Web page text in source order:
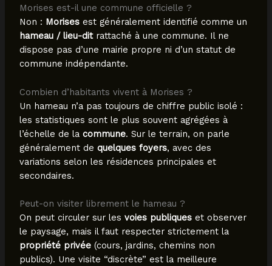
Morises est-il une commune officielle ?
Non : Morisesest généralement identifié comme un
hameau / lieu-ditrattaché à une commune. Il ne
dispose pas d’une mairie propre ni d’un statut de
commune indépendante.
Combien d’habitants vivent à Morises ?
Un hameau n’a pas toujours de chiffre public isolé :
les statistiques sont le plus souvent agrégées à
l’échelle de la commune. Sur le terrain, on parle
généralement de quelques foyers, avec des
variations selon les résidences principales et
secondaires.
Peut-on visiter librement le hameau ?
On peut circuler sur les voies publiqueset observer
le paysage, mais il faut respecter strictement la
propriété privée(cours, jardins, chemins non
publics). Une visite “discrète” est la meilleure